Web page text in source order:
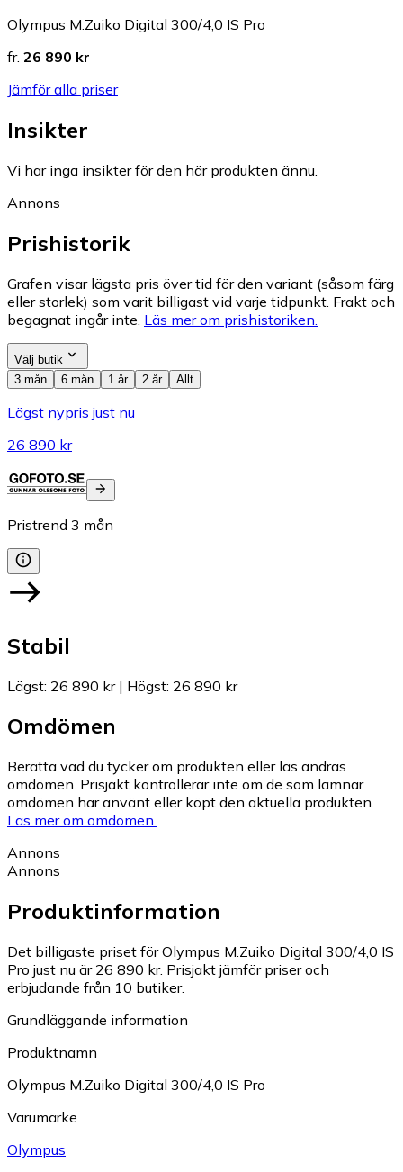
Olympus M.Zuiko Digital 300/4,0 IS Pro
fr. 26 890 kr
Jämför alla priser
Insikter
Vi har inga insikter för den här produkten ännu.
Annons
Prishistorik
Grafen visar lägsta pris över tid för den variant (såsom färg
eller storlek) som varit billigast vid varje tidpunkt. Frakt och
begagnat ingår inte. Läs mer om prishistoriken.
Välj butik
3 mån
6 mån 1 år 2 år Allt
Lägst nypris just nu
26 890 kr
Pristrend 3 mån
Stabil
Lägst: 26 890 kr| Högst: 26 890 kr
Omdömen
Berätta vad du tycker om produkten eller läs andras
omdömen. Prisjakt kontrollerar inte om de som lämnar
omdömen har använt eller köpt den aktuella produkten.
Läs mer om omdömen.
Annons
Annons
Produktinformation
Det billigaste priset för Olympus M.Zuiko Digital 300/4,0 IS
Pro just nu är 26 890 kr. Prisjakt jämför priser och
erbjudande från 10 butiker.
Grundläggande information
Produktnamn
Olympus M.Zuiko Digital 300/4,0 IS Pro
Varumärke
Olympus